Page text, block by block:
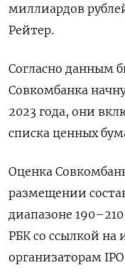
миллиардов
Рейтер.
Согласно данным
Совкомбанка
2023 года, они
списка ценных
Оценка
размещении
диапазоне
РБК со ссылкой на
организаторам